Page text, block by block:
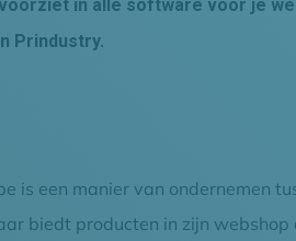
in alle software voor je
Prindustry.
is een manier van ondernemen
biedt producten in zijn webshop